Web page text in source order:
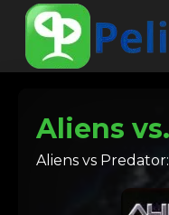
Aliens
Aliens vs